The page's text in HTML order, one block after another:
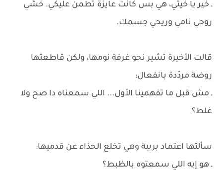
ـ خير يا خيتي، هي بس كانت عايزة تطمن عليكي. خشي
روحي نامي وريحي جسمك.
قالت الأخيرة تشير نحو غرفة نومها، ولكن قاطعتها
روضة مردّدة بانفعال:
ـ مش قبل ما تفهمينا الأول... اللي سمعناه دا صح ولا
غلط؟
سألتها اعتماد بريبة وهي تخلع الحذاء عن قدميها:
ـ هو إيه اللي سمعتوه بالظبط؟